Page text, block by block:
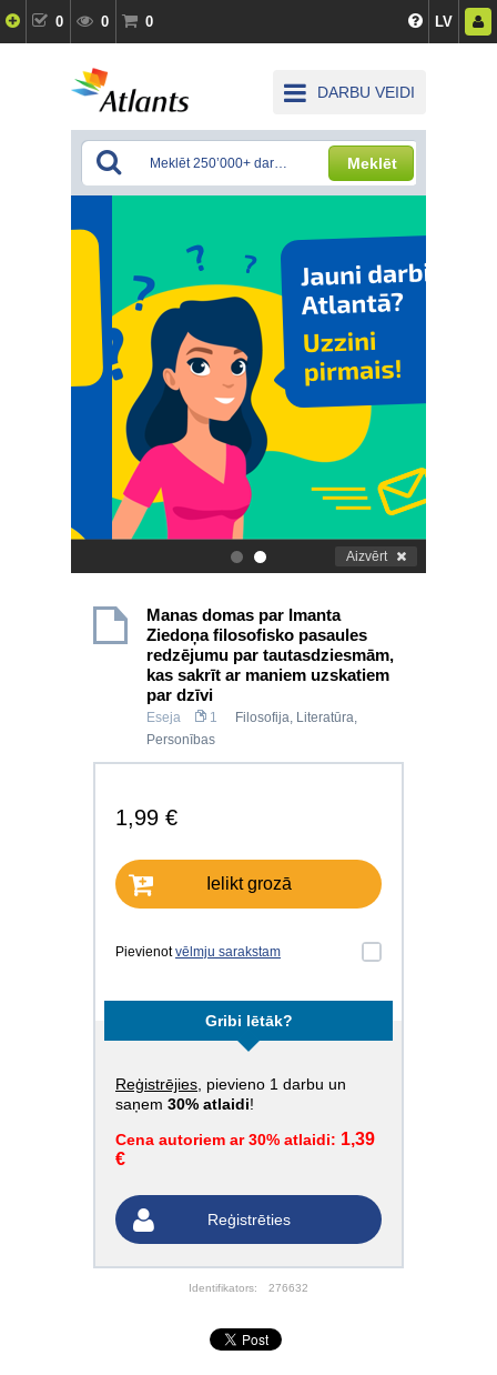
0 0 0 LV
DARBU VEIDI
Meklēt
. Aizvērt
Manas domas par Imanta
Ziedoņa filosofisko pasaules
redzējumu par tautasdziesmām,
kas sakrīt ar maniem uzskatiem
par dzīvi
Eseja 1 Filosofija, Literatūra,
Personības
1,99 €
Ielikt grozā
Pievienotvēlmju sarakstam
Gribi lētāk?
Reģistrējies , pievieno 1 darbu un
saņem 30% atlaidi!
Cena autoriem ar 30% atlaidi: 1,39
€
Reģistrēties
Identifikators: 276632